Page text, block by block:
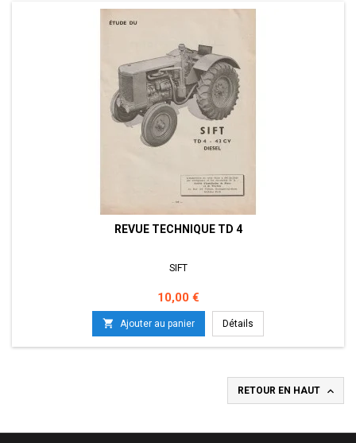
REVUE TECHNIQUE TD 4
SIFT
Prix
10,00 €
 Ajouter au panier Détails
RETOUR EN HAUT 